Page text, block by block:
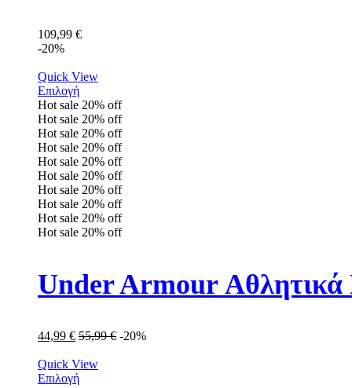
109,99 €
-20%
Quick View
Επιλογή
Hot sale 20% off
Hot sale 20% off
Hot sale 20% off
Hot sale 20% off
Hot sale 20% off
Hot sale 20% off
Hot sale 20% off
Hot sale 20% off
Hot sale 20% off
Hot sale 20% off
Under Armour
44,99 € 55,99€ -20%
Quick View
Επιλογή